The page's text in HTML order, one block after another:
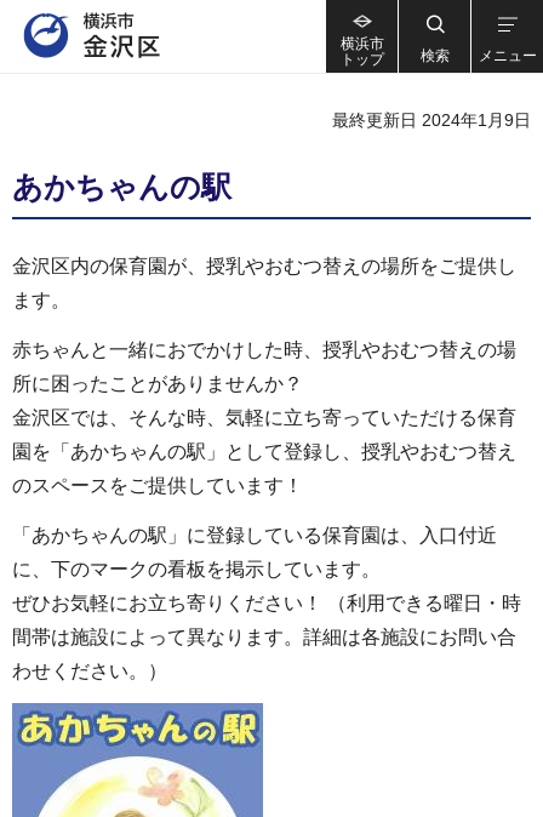
横浜市
トップ
検索 メニュー
最終更新日 2024年1月9日
あかちゃんの駅
金沢区内の保育園が、授乳やおむつ替えの場所をご提供し
ます。
赤ちゃんと一緒におでかけした時、授乳やおむつ替えの場
所に困ったことがありませんか？
金沢区では、そんな時、気軽に立ち寄っていただける保育
園を「あかちゃんの駅」として登録し、授乳やおむつ替え
のスペースをご提供しています！
「あかちゃんの駅」に登録している保育園は、入口付近
に、下のマークの看板を掲示しています。
ぜひお気軽にお立ち寄りください！ （利用できる曜日・時
間帯は施設によって異なります。詳細は各施設にお問い合
わせください。）